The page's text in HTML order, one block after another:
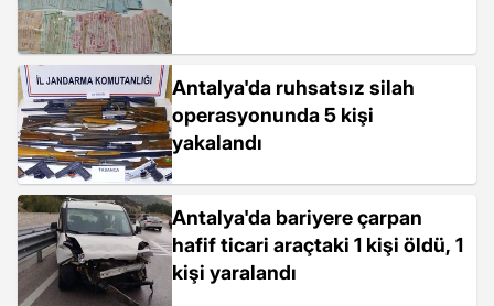
Antalya'da ruhsatsız silah
operasyonunda 5 kişi
yakalandı
Antalya'da bariyere çarpan
hafif ticari araçtaki 1 kişi öldü, 1
kişi yaralandı